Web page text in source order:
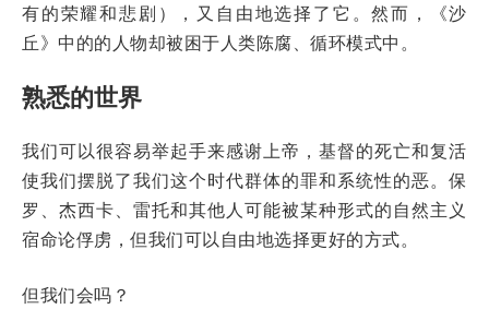
有的荣耀和悲剧），又自由地选择了它。然而，《沙
丘》中的的人物却被困于人类陈腐、循环模式中。
熟悉的世界
我们可以很容易举起手来感谢上帝，基督的死亡和复活
使我们摆脱了我们这个时代群体的罪和系统性的恶。保
罗、杰西卡、雷托和其他人可能被某种形式的自然主义
宿命论俘虏，但我们可以自由地选择更好的方式。
但我们会吗？